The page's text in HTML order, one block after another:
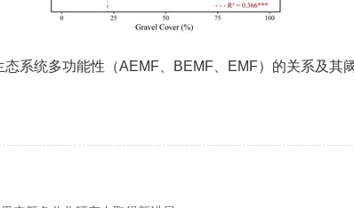
态系统多功能性（AEMF、BEMF、EMF）的关系及其